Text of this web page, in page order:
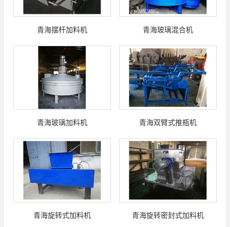
青海摆杆加料机 青海玻璃混合机
青海玻璃加料机 青海双臂式推瓶机
青海旋转式加料机 青海旋转密封式加料机